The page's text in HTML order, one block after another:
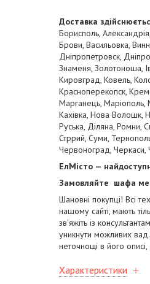
Доставка
Борисполь,
Брови, Васильовка,
Дніпропетровск,
Знаменя, Золотоноша,
Кировград, Ковель,
Красноперекопск,
Марганець, Маріополь,
Кахівка, Нова Волошк,
Руська, Діляна, Ромни,
Стррий, Суми,
Червоноград, Черкаси,
ЕлМісто —
Замовляйте шафа
Шановні покупці! Всі
нашому сайті, мають
зв'яжіть із
уникнути можливих
неточнощі в його
Характеристики